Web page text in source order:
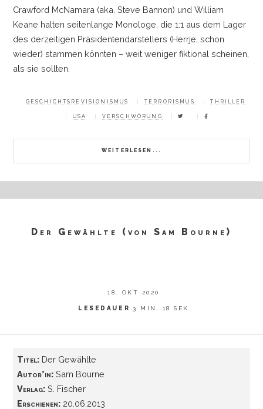
Crawford McNamara (aka. Steve Bannon) und William
Keane halten seitenlange Monologe, die 1:1 aus dem Lager
des derzeitigen Präsidentendarstellers (Herrje, schon
wieder) stammen könnten –weit weniger fiktional scheinen,
als sie sollten.
WEITERLESEN...
GESCHICHTSREVISIONISMUS TERRORISMUS THRILLER
USA VERSCHWÖRUNG
Der Gewählte (von Sam Bourne)
18. OKT 2020
LESEDAUER 3 MIN, 18 SEK
Titel:Der Gewählte
Autor*in:Sam Bourne
Verlag:S. Fischer
Erschienen:20.06.2013